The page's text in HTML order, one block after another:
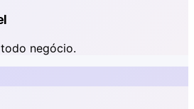
negócio.